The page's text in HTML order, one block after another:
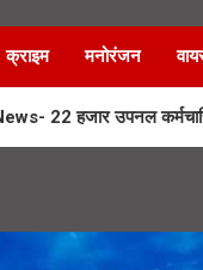
क्राइम मनोरंजन
22 हजार उपनल
तक पहुंचे एसआईआर